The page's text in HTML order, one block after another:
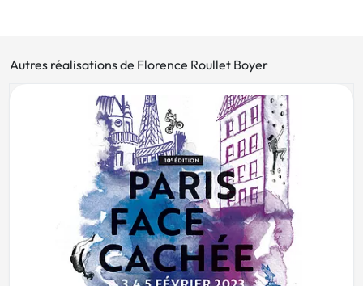
Autres réalisations de Florence Roullet Boyer